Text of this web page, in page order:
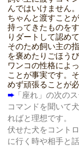
んではいけません。
ちゃんと渡すこと
持ってきたものを
りダートして認め
そのため飼い主の
を褒めたりごほう
ワンコの性格によ
ことが事実です。
めず頑張ることが必
➨「座れ」の次のス
コマンドを聞いて
ればと理想です。
伏せた犬をコント
に行く時や相手と